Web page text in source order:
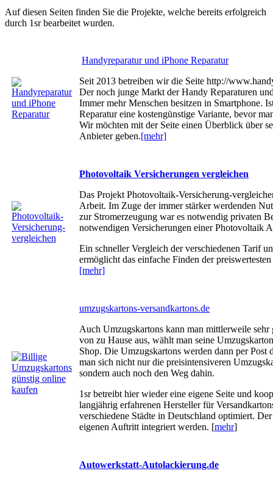
Auf diesen Seiten finden Sie die Projekte, welche bereits erfolgreich
durch 1sr bearbeitet wurden.
Handyreparatur und iPhone Reparatur
Seit 2013 betreiben wir die Seite http://
Der noch junge Markt der Handy Reparaturen
Immer mehr Menschen besitzen in Smartphone.
Reparatur eine kostengünstige Variante, bevor
Wir möchten mit der Seite einen Überblick über
Anbieter geben.[mehr]
Photovoltaik Versicherungen vergleichen
Das Projekt Photovoltaik-Versicherung-
Arbeit. Im Zuge der immer stärker werdenden
zur Stromerzeugung war es notwendig privaten
notwendigen Versicherungen einer Photovoltaik
Ein schneller Vergleich der verschiedenen Tarif
ermöglicht das einfache Finden der
[mehr]
umzugskartons-versandkartons.de
Auch Umzugskartons kann man mittlerweile
von zu Hause aus, wählt man seine
Shop. Die Umzugskartons werden dann per Post
man sich nicht nur die preisintensiveren
sondern auch noch den Weg dahin.
1sr betreibt hier wieder eine eigene Seite und
langjährig erfahrenen Hersteller für
verschiedene Städte in Deutschland optimiert.
eigenen Auftritt integriert werden. [mehr]
Autowerkstatt-Autolackierung.de